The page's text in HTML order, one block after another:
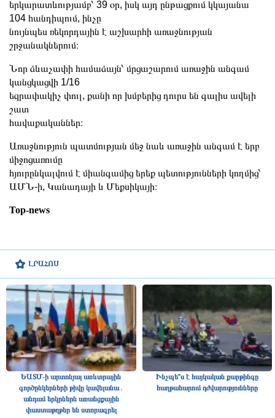
ԼՐԱՀՈՍ
ԵԱՏՄ-ի արտոնյալ առևտրային
գործընկերների թիվը կավելանա․
անդամ երկրներն առանցքային
փաստաթղթեր են ստորագրել
Ինչպե՞ս է հայկական քարթինգը
հաղթահարում դժվարությունները
երկարատևությամբ՝ 39 օր, իսկ այդ ընթացքում կկայանա
104 հանդիպում, ինչը
նույնպես ռեկորդային է աշխարհի առաջնության
շրջանակներում։
Նոր ձևաչափի համաձայն՝ մրցաշարում առաջին անգամ
կանցկացվի 1/16
եզրափակիչ փուլ, քանի որ խմբերից դուրս են գալիս ավելի
շատ
հավաքականներ։
Առաջնություն պատմության մեջ նաև առաջին անգամ է երբ
միջոցառումը
հյուրընկալվում է միանգամից երեք պետությունների կողմից՝
ԱՄՆ-ի, Կանադայի և Մեքսիկայի։
Top-news